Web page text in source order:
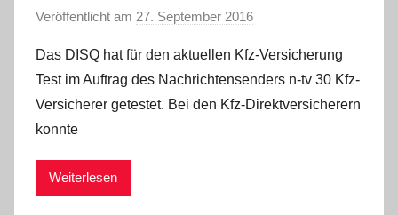
Veröffentlicht am 27. September 2016
n
C
W
Das DISQ hat für den aktuellen Kfz-Versicherung
Test im Auftrag des Nachrichtensenders n-tv 30 Kfz-
Versicherer getestet. Bei den Kfz-Direktversicherern
konnte
Weiterlesen